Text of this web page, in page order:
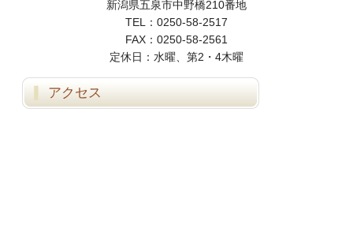
新潟県五泉市中野橋210番地
TEL：0250-58-2517
FAX：0250-58-2561
定休日：水曜、第2・4木曜
アクセス